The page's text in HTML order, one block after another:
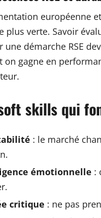
européenne
plus verte. Savoir
une démarche RSE
on gagne en
skills qui
: le marché
émotionnelle :
critique : ne pas